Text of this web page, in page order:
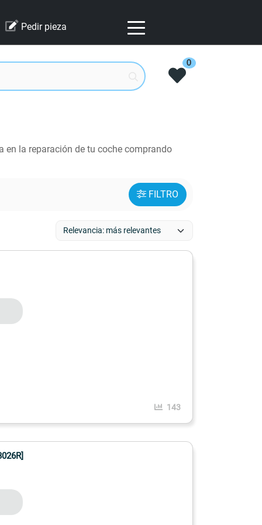
Pedir pieza
0
en la reparación de tu coche comprando
FILTRO
143